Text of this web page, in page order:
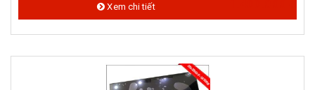
Xem chi tiết